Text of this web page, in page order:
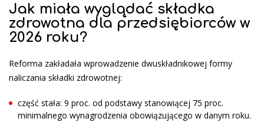
Jak miała wyglądać składka
zdrowotna dla przedsiębiorców w
2026 roku?
Reforma zakładała wprowadzenie dwuskładnikowej formy
naliczania składki zdrowotnej:
część stała: 9 proc. od podstawy stanowiącej 75 proc.
minimalnego wynagrodzenia obowiązującego w danym roku.